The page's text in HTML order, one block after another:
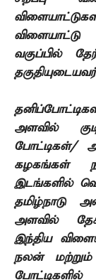
வகுப்பில்
அளவில்
போட்டிகள்/
கழகங்கள்
இடங்களில்
தமிழ்நாடு
அளவில்
இந்திய
நலன் மற்றும்